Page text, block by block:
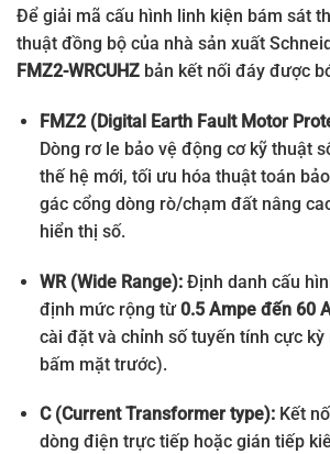
Để giải mã cấu hình linh kiện bám sát
thuật đồng bộ của nhà sản xuất
FMZ2-WRCUHZ bản kết nối đáy được
FMZ2 (Digital Earth Fault Motor
Dòng rơ le bảo vệ động cơ kỹ thuật
thế hệ mới, tối ưu hóa thuật toán
gác cổng dòng rò/chạm đất nâng
hiển thị số.
WR (Wide Range):Định danh cấu
định mức rộng từ0.5 Ampe đến 60
cài đặt và chỉnh số tuyến tính cực
bấm mặt trước).
C (Current Transformer type):Kết
dòng điện trực tiếp hoặc gián tiếp